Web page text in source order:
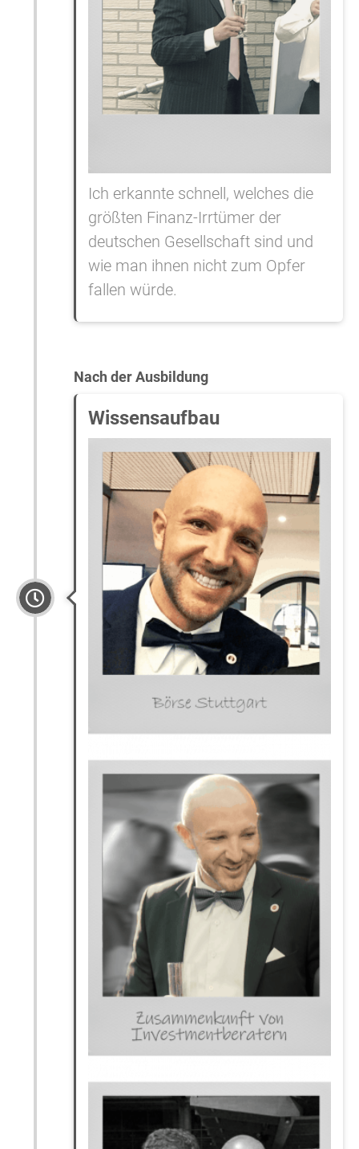
Ich erkannte schnell, welches die
größten Finanz-Irrtümer der
deutschen Gesellschaft sind und
wie man ihnen nicht zum Opfer
fallen würde.
Nach der Ausbildung
Wissensaufbau